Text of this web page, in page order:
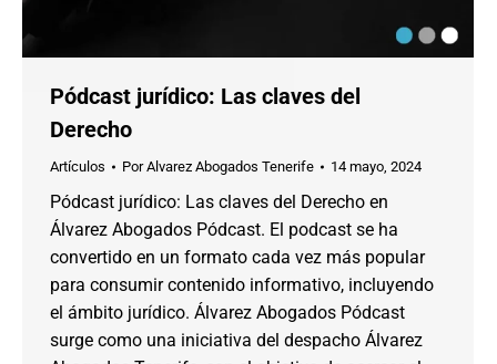
Pódcast jurídico: Las claves del
Derecho
Artículos PorAlvarez Abogados Tenerife 14 mayo, 2024
Pódcast jurídico: Las claves del Derecho en
Álvarez Abogados Pódcast. El podcast se ha
convertido en un formato cada vez más popular
para consumir contenido informativo, incluyendo
el ámbito jurídico. Álvarez Abogados Pódcast
surge como una iniciativa del despacho Álvarez